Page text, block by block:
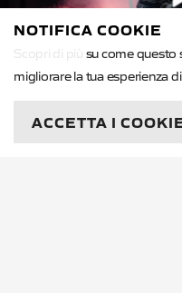
NOTIFICA COOKIE
su come questo
migliorare la tua esperienza
ACCETTA I